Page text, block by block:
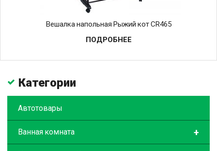
Вешалка напольная Рыжий кот CR465
ПОДРОБНЕЕ
Категории
Автотовары
+
Ванная комната